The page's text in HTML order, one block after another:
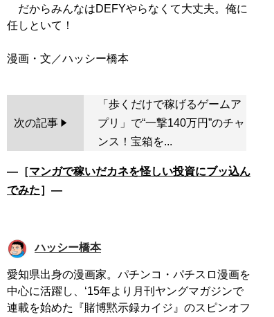
だからみんなはDEFYやらなくて大丈夫。俺に
任しといて！
次の記事
「歩くだけで稼げるゲームア
プリ」で“一撃140万円”のチャ
ンス！宝箱を...
―［マンガで稼いだカネを怪しい投資にブッ込ん
でみた］―
ハッシー橋本
愛知県出身の漫画家。パチンコ・パチスロ漫画を
中心に活躍し、‘15年より月刊ヤングマガジンで
連載を始めた『賭博黙示録カイジ』のスピンオフ